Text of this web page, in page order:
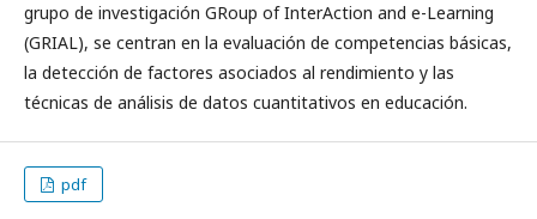
grupo de investigación GRoup of InterAction and e-Learning
(GRIAL), se centran en la evaluación de competencias básicas,
la detección de factores asociados al rendimiento y las
técnicas de análisis de datos cuantitativos en educación.
pdf